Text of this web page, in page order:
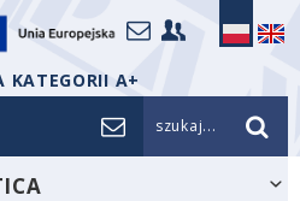
KATEGORII A+
szukaj...